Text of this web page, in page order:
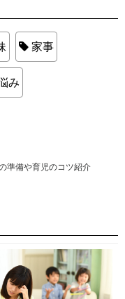
家事
み
準備や育児のコツ紹介